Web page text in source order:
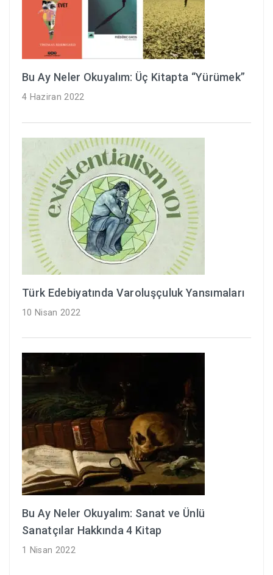
Bu Ay Neler Okuyalım: Üç Kitapta “Yürümek”
4 Haziran 2022
Türk Edebiyatında Varoluşçuluk Yansımaları
10 Nisan 2022
Bu Ay Neler Okuyalım: Sanat ve Ünlü
Sanatçılar Hakkında 4 Kitap
1 Nisan 2022